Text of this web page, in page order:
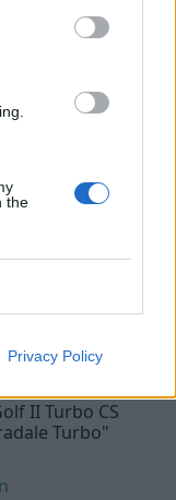
the
Privacy Policy
"505 Stroker 4-
23
Sedan"Metronik
kommentarer
30 dec. 16
II Turbo CS
Turbo"